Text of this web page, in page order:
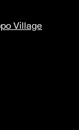
Village